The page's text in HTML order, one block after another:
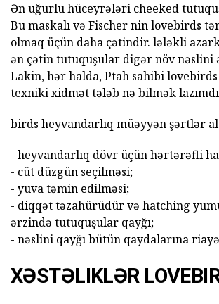
Ən uğurlu hüceyrələri cheeked
Bu maskalı və Fischer nin lovebirds
olmaq üçün daha çətindir. lələkli
ən çətin tutuquşular digər növ nəslini
Lakin, hər halda, Ptah sahibi lovebirds
texniki xidmət tələb nə bilmək
birds heyvandarlıq müəyyən şərtlər
- heyvandarlıq dövr üçün hərtərəfli
- cüt düzgün seçilməsi;
- yuva təmin edilməsi;
- diqqət təzahürüdür və hatching
ərzində tutuquşular qayğı;
- nəslini qayğı bütün qaydalarına
XƏSTƏLIKLƏR